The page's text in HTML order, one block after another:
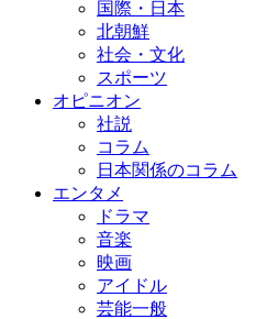
国際・日本
北朝鮮
社会・文化
スポーツ
オピニオン
社説
コラム
日本関係のコラム
エンタメ
ドラマ
音楽
映画
アイドル
芸能一般